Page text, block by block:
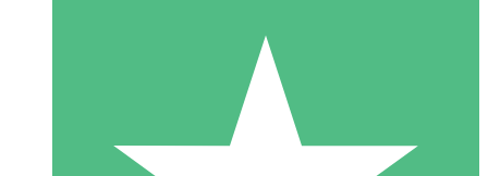
10 Download
20